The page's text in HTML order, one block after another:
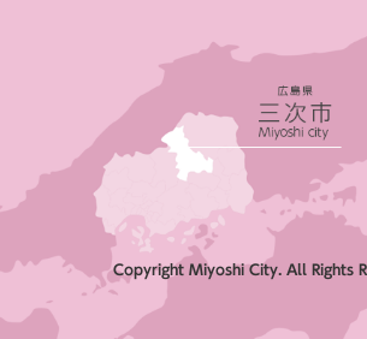
Copyright Miyoshi City. All Rights